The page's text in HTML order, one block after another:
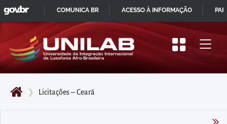
Pular
para
início
do
principal
❯ Licitações – Ceará
IR
PARA
CONTEÚDO
GOVBR
COMUNICA BR ACESSO À INFORMAÇÃO